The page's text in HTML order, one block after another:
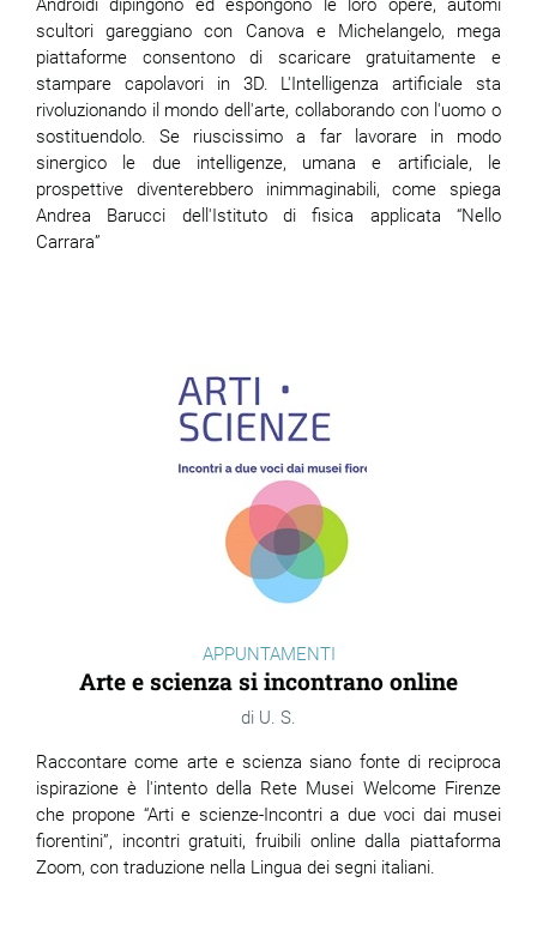
scultori gareggiano con Canova e Michelangelo, mega
piattaforme consentono di scaricare gratuitamente e
stampare capolavori in 3D. L'Intelligenza artificiale sta
rivoluzionando il mondo dell'arte, collaborando con l'uomo o
sostituendolo. Se riuscissimo a far lavorare in modo
sinergico le due intelligenze, umana e artificiale, le
prospettive diventerebbero inimmaginabili, come spiega
Andrea Barucci dell'Istituto di fisica applicata “Nello
Carrara”
APPUNTAMENTI
Arte e scienza si incontrano online
U. S.
Raccontare come arte e scienza siano fonte di reciproca
ispirazione è l'intento della Rete Musei Welcome Firenze
che propone “Arti e scienze-Incontri a due voci dai musei
fiorentini”, incontri gratuiti, fruibili online dalla piattaforma
Zoom, con traduzione nella Lingua dei segni italiani.